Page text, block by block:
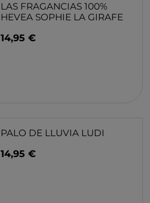
LAS FRAGANCIAS 100%
HEVEA SOPHIE LA GIRAFE
14,95 €
PALO DE LLUVIA LUDI
14,95 €